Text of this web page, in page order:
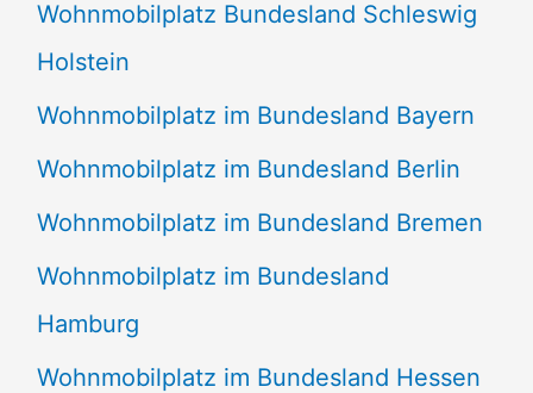
Wohnmobilplatz Bundesland Schleswig
Holstein
Wohnmobilplatz im Bundesland Bayern
Wohnmobilplatz im Bundesland Berlin
Wohnmobilplatz im Bundesland Bremen
Wohnmobilplatz im Bundesland
Hamburg
Wohnmobilplatz im Bundesland Hessen